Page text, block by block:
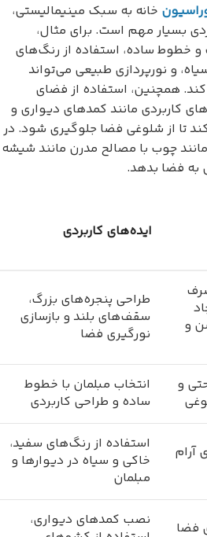
خانه به سبک مینیمالیستی،
بسیار مهم است. برای مثال،
خطوط ساده، استفاده از رنگ‌های
و نورپردازی طبیعی می‌تواند
همچنین، استفاده از فضای
کاربردی مانند کمدهای دیواری و
تا از شلوغی فضا جلوگیری شود. در
چوب با مصالح مدرن مانند شیشه
به فضا بدهد.
ایده‌های کاربردی
و
طراحی پنجره‌های بزرگ،
سقف‌های بلند و بازسازی
نورگیری فضا
و
انتخاب مبلمان با خطوط
ساده و طراحی کاربردی
آرام
استفاده از رنگ‌های سفید،
خاکی و سیاه در دیوارها و
مبلمان
فضا
نصب کمدهای دیواری،